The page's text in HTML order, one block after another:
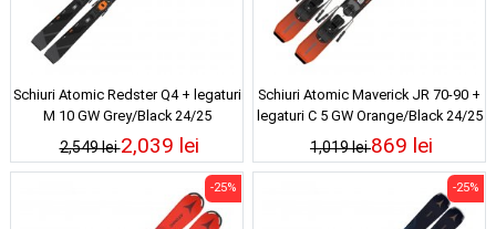
Schiuri Atomic Redster Q4 + legaturi
M 10 GW Grey/Black 24/25
2,549 lei2,039 lei
Schiuri Atomic Maverick JR 70-90 +
legaturi C 5 GW Orange/Black 24/25
1,019 lei869 lei
-25% -25%